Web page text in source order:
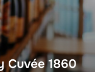
Cuvée 1860